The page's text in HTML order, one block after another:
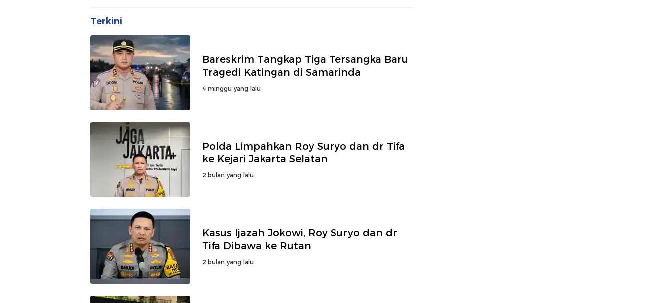
Terkini
Bareskrim Tangkap Tiga Tersangka Baru
Tragedi Katingan di Samarinda
4 minggu yang lalu
Polda Limpahkan Roy Suryo dan dr Tifa
ke Kejari Jakarta Selatan
2 bulan yang lalu
Kasus Ijazah Jokowi, Roy Suryo dan dr
Tifa Dibawa ke Rutan
2 bulan yang lalu